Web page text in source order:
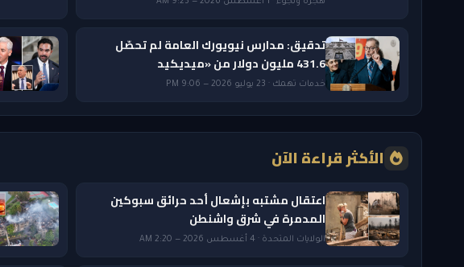
تدقيق: مدارس نيويورك العامة لم تحصّل
431.6 مليون دولار من «ميديكيد
خدمات تهمك · 23 يوليو 2026 — 9:06 PM
الأكثر قراءة الآن
اعتقال مشتبه بإشعال أحد حرائق سبوكين
المدمرة في شرق واشنطن
الولايات المتحدة · 4 أغسطس 2026 — 2:20 AM